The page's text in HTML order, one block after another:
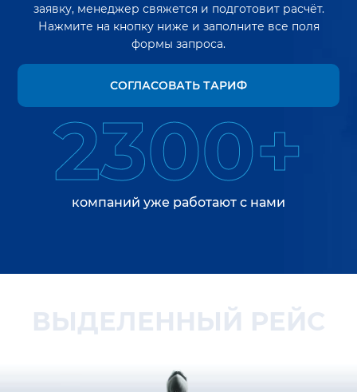
заявку, менеджер свяжется и подготовит расчёт.
Нажмите на кнопку ниже и заполните все поля
формы запроса.
СОГЛАСОВАТЬ ТАРИФ
2300+
компаний уже работают с нами
ВЫДЕЛЕННЫЙ РЕЙС